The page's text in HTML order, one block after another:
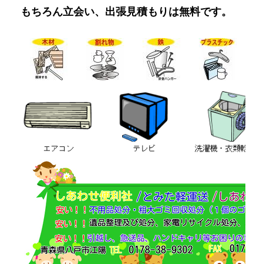
もちろん立会い、出張見積もりは無料です。